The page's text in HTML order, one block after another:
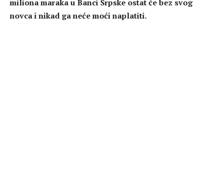
miliona maraka u Banci Srpske ostat će bez svog
novca i nikad ga neće moći naplatiti.